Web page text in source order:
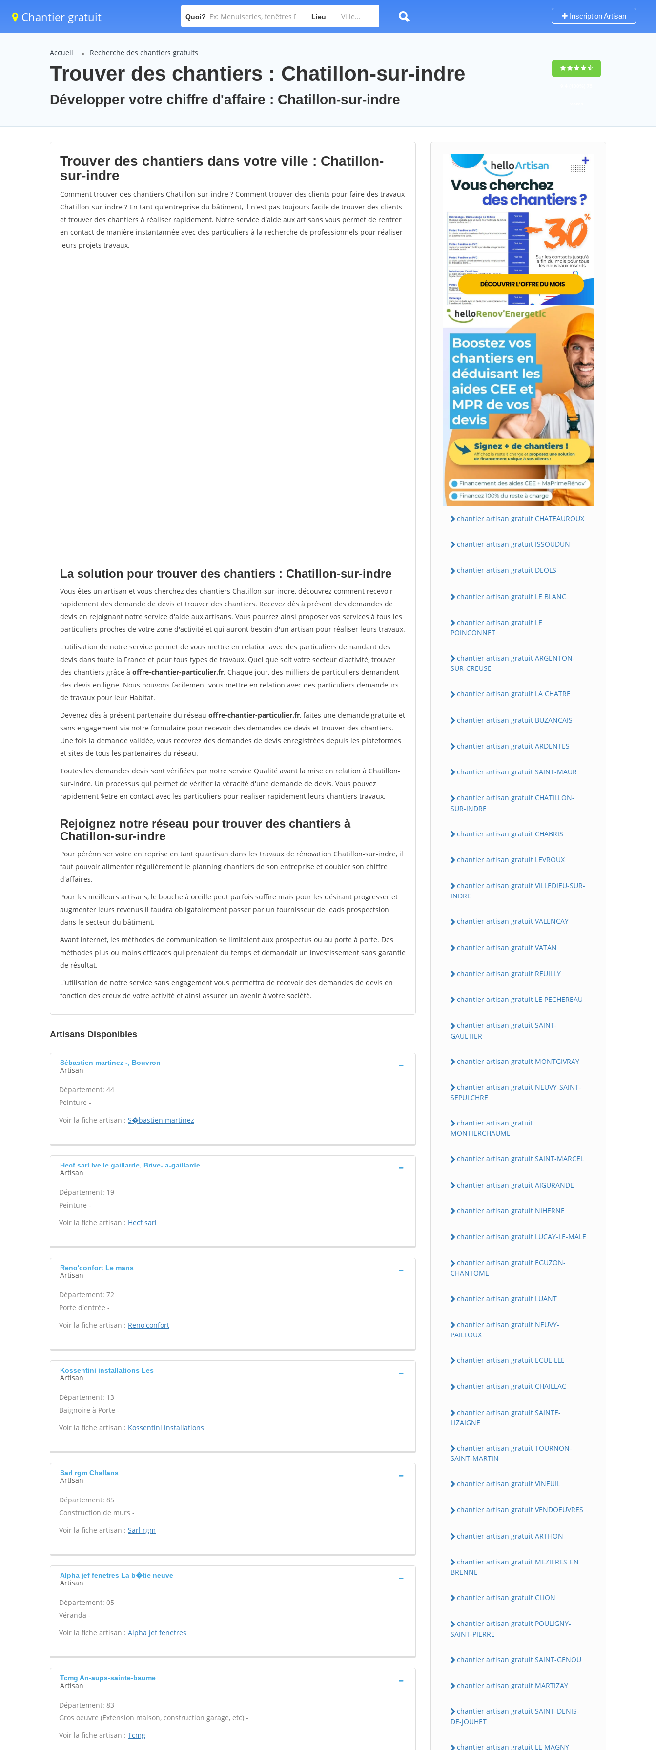
Chantier gratuit Quoi? Lieu Inscription Artisan
Accueil Recherche des chantiers gratuits
Trouver des chantiers : Chatillon-sur-indre
Développer votre chiffre d'affaire : Chatillon-sur-indre
Trouver des chantiers dans votre ville : Chatillon-
sur-indre
Comment trouver des chantiers Chatillon-sur-indre ? Comment trouver des clients pour faire des travaux
Chatillon-sur-indre ? En tant qu'entreprise du bâtiment, il n'est pas toujours facile de trouver des clients
et trouver des chantiers à réaliser rapidement. Notre service d'aide aux artisans vous permet de rentrer
en contact de manière instantannée avec des particuliers à la recherche de professionnels pour réaliser
leurs projets travaux.
La solution pour trouver des chantiers : Chatillon-sur-indre
Vous êtes un artisan et vous cherchez des chantiers Chatillon-sur-indre, découvrez comment recevoir
rapidement des demande de devis et trouver des chantiers. Recevez dès à présent des demandes de
devis en rejoignant notre service d'aide aux artisans. Vous pourrez ainsi proposer vos services à tous les
particuliers proches de votre zone d'activité et qui auront besoin d'un artisan pour réaliser leurs travaux.
L'utilisation de notre service permet de vous mettre en relation avec des particuliers demandant des
devis dans toute la France et pour tous types de travaux. Quel que soit votre secteur d'activité, trouver
des chantiers grâce à offre-chantier-particulier.fr. Chaque jour, des milliers de particuliers demandent
des devis en ligne. Nous pouvons facilement vous mettre en relation avec des particuliers demandeurs
de travaux pour leur Habitat.
Devenez dès à présent partenaire du réseau offre-chantier-particulier.fr, faites une demande gratuite et
sans engagement via notre formulaire pour recevoir des demandes de devis et trouver des chantiers.
Une fois la demande validée, vous recevrez des demandes de devis enregistrées depuis les plateformes
et sites de tous les partenaires du réseau.
Toutes les demandes devis sont vérifiées par notre service Qualité avant la mise en relation à Chatillon-
sur-indre. Un processus qui permet de vérifier la véracité d'une demande de devis. Vous pouvez
rapidement $etre en contact avec les particuliers pour réaliser rapidement leurs chantiers travaux.
Rejoignez notre réseau pour trouver des chantiers à
Chatillon-sur-indre
Pour pérénniser votre entreprise en tant qu'artisan dans les travaux de rénovation Chatillon-sur-indre, il
faut pouvoir alimenter régulièrement le planning chantiers de son entreprise et doubler son chiffre
d'affaires.
Pour les meilleurs artisans, le bouche à oreille peut parfois suffire mais pour les désirant progresser et
augmenter leurs revenus il faudra obligatoirement passer par un fournisseur de leads prospectsion
dans le secteur du bâtiment.
Avant internet, les méthodes de communication se limitaient aux prospectus ou au porte à porte. Des
méthodes plus ou moins efficaces qui prenaient du temps et demandait un investissement sans garantie
de résultat.
L'utilisation de notre service sans engagement vous permettra de recevoir des demandes de devis en
fonction des creux de votre activité et ainsi assurer un avenir à votre société.
Artisans Disponibles
Sébastien martinez -, Bouvron
Artisan
Département: 44
Peinture -
Voir la fiche artisan : S�bastien martinez
Hecf sarl Ive le gaillarde, Brive-la-gaillarde
Artisan
Département: 19
Peinture -
Voir la fiche artisan : Hecf sarl
Reno'confort Le mans
Artisan
Département: 72
Porte d'entrée -
Voir la fiche artisan : Reno'confort
Kossentini installations Les
Artisan
Département: 13
Baignoire à Porte -
Voir la fiche artisan : Kossentini installations
Sarl rgm Challans
Artisan
Département: 85
Construction de murs -
Voir la fiche artisan : Sarl rgm
Alpha jef fenetres La b�tie neuve
Artisan
Département: 05
Véranda -
Voir la fiche artisan : Alpha jef fenetres
Tcmg An-aups-sainte-baume
Artisan
Département: 83
Gros oeuvre (Extension maison, construction garage, etc) -
Voir la fiche artisan : Tcmg
chantier artisan gratuit CHATEAUROUX
chantier artisan gratuit ISSOUDUN
chantier artisan gratuit DEOLS
chantier artisan gratuit LE BLANC
chantier artisan gratuit LE
POINCONNET
chantier artisan gratuit ARGENTON-
SUR-CREUSE
chantier artisan gratuit LA CHATRE
chantier artisan gratuit BUZANCAIS
chantier artisan gratuit ARDENTES
chantier artisan gratuit SAINT-MAUR
chantier artisan gratuit CHATILLON-
SUR-INDRE
chantier artisan gratuit CHABRIS
chantier artisan gratuit LEVROUX
chantier artisan gratuit VILLEDIEU-SUR-
INDRE
chantier artisan gratuit VALENCAY
chantier artisan gratuit VATAN
chantier artisan gratuit REUILLY
chantier artisan gratuit LE PECHEREAU
chantier artisan gratuit SAINT-
GAULTIER
chantier artisan gratuit MONTGIVRAY
chantier artisan gratuit NEUVY-SAINT-
SEPULCHRE
chantier artisan gratuit
MONTIERCHAUME
chantier artisan gratuit SAINT-MARCEL
chantier artisan gratuit AIGURANDE
chantier artisan gratuit NIHERNE
chantier artisan gratuit LUCAY-LE-MALE
chantier artisan gratuit EGUZON-
CHANTOME
chantier artisan gratuit LUANT
chantier artisan gratuit NEUVY-
PAILLOUX
chantier artisan gratuit ECUEILLE
chantier artisan gratuit CHAILLAC
chantier artisan gratuit SAINTE-
LIZAIGNE
chantier artisan gratuit TOURNON-
SAINT-MARTIN
chantier artisan gratuit VINEUIL
chantier artisan gratuit VENDOEUVRES
chantier artisan gratuit ARTHON
chantier artisan gratuit MEZIERES-EN-
BRENNE
chantier artisan gratuit CLION
chantier artisan gratuit POULIGNY-
SAINT-PIERRE
chantier artisan gratuit SAINT-GENOU
chantier artisan gratuit MARTIZAY
chantier artisan gratuit SAINT-DENIS-
DE-JOUHET
chantier artisan gratuit LE MAGNY